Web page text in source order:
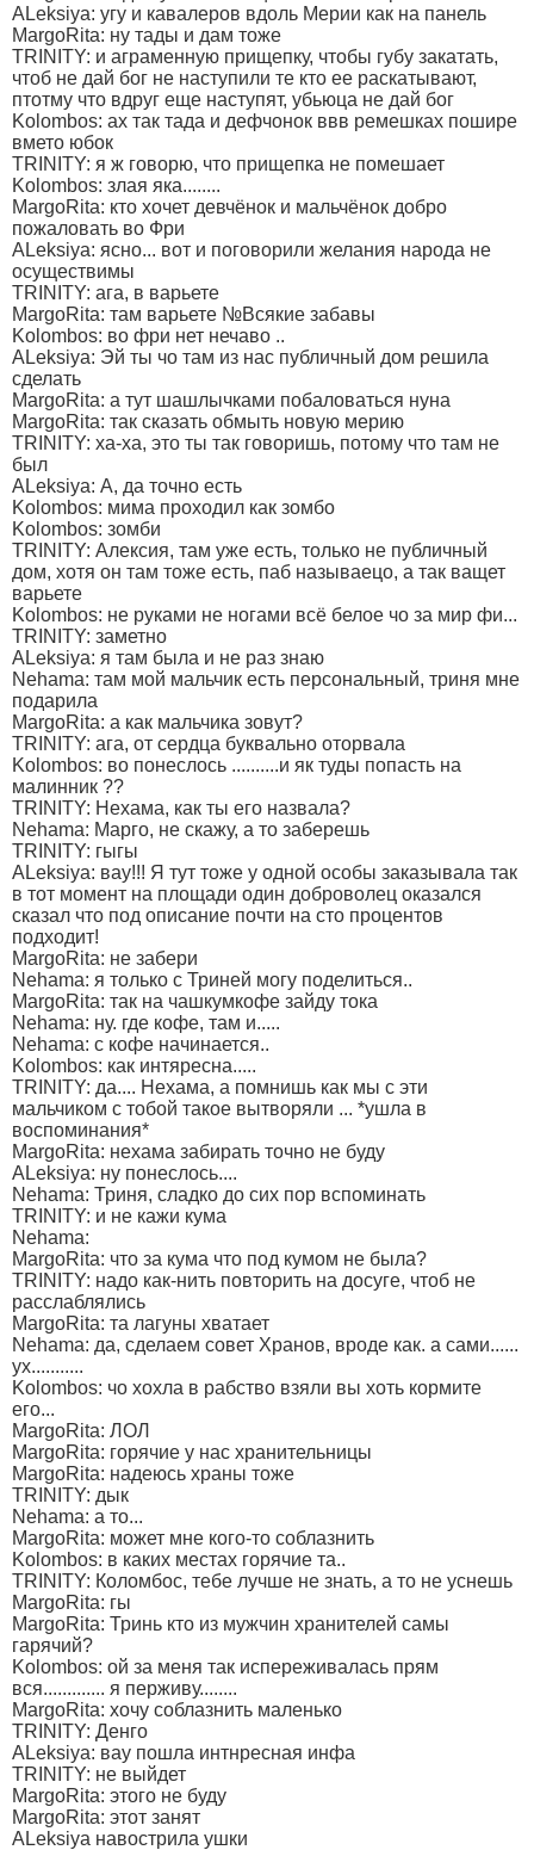
ALeksiya: угу и кавалеров вдоль Мерии как на панель
MargoRita: ну тады и дам тоже
TRINITY: и аграменную прищепку, чтобы губу закатать,
чтоб не дай бог не наступили те кто ее раскатывают,
птотму что вдруг еще наступят, убьюца не дай бог
Kolombos: ах так тада и дефчонок ввв ремешках пошире
вмето юбок
TRINITY: я ж говорю, что прищепка не помешает
Kolombos: злая яка........
MargoRita: кто хочет девчёнок и мальчёнок добро
пожаловать во Фри
ALeksiya: ясно... вот и поговорили желания народа не
осуществимы
TRINITY: ага, в варьете
MargoRita: там варьете №Всякие забавы
Kolombos: во фри нет нечаво ..
ALeksiya: Эй ты чо там из нас публичный дом решила
сделать
MargoRita: а тут шашлычками побаловаться нуна
MargoRita: так сказать обмыть новую мерию
TRINITY: ха-ха, это ты так говоришь, потому что там не
был
ALeksiya: А, да точно есть
Kolombos: мима проходил как зомбо
Kolombos: зомби
TRINITY: Алексия, там уже есть, только не публичный
дом, хотя он там тоже есть, паб называецо, а так ващет
варьете
Kolombos: не руками не ногами всё белое чо за мир фи...
TRINITY: заметно
ALeksiya: я там была и не раз знаю
Nehama: там мой мальчик есть персональный, триня мне
подарила
MargoRita: а как мальчика зовут?
TRINITY: ага, от сердца буквально оторвала
Kolombos: во понеслось ..........и як туды попасть на
малинник ??
TRINITY: Нехама, как ты его назвала?
Nehama: Марго, не скажу, а то заберешь
TRINITY: гыгы
ALeksiya: вау!!! Я тут тоже у одной особы заказывала так
в тот момент на площади один доброволец оказался
сказал что под описание почти на сто процентов
подходит!
MargoRita: не забери
Nehama: я только с Триней могу поделиться..
MargoRita: так на чашкумкофе зайду тока
Nehama: ну. где кофе, там и.....
Nehama: с кофе начинается..
Kolombos: как интяресна.....
TRINITY: да.... Нехама, а помнишь как мы с эти
мальчиком с тобой такое вытворяли ... *ушла в
воспоминания*
MargoRita: нехама забирать точно не буду
ALeksiya: ну понеслось....
Nehama: Триня, сладко до сих пор вспоминать
TRINITY: и не кажи кума
Nehama:
MargoRita: что за кума что под кумом не была?
TRINITY: надо как-нить повторить на досуге, чтоб не
расслаблялись
MargoRita: та лагуны хватает
Nehama: да, сделаем совет Хранов, вроде как. а сами......
ух...........
Kolombos: чо хохла в рабство взяли вы хоть кормите
его...
MargoRita: ЛОЛ
MargoRita: горячие у нас хранительницы
MargoRita: надеюсь храны тоже
TRINITY: дык
Nehama: а то...
MargoRita: может мне кого-то соблазнить
Kolombos: в каких местах горячие та..
TRINITY: Коломбос, тебе лучше не знать, а то не уснешь
MargoRita: гы
MargoRita: Тринь кто из мужчин хранителей самы
гарячий?
Kolombos: ой за меня так испереживалась прям
вся............. я перживу........
MargoRita: хочу соблазнить маленько
TRINITY: Денго
ALeksiya: вау пошла интнресная инфа
TRINITY: не выйдет
MargoRita: этого не буду
MargoRita: этот занят
ALeksiya навострила ушки